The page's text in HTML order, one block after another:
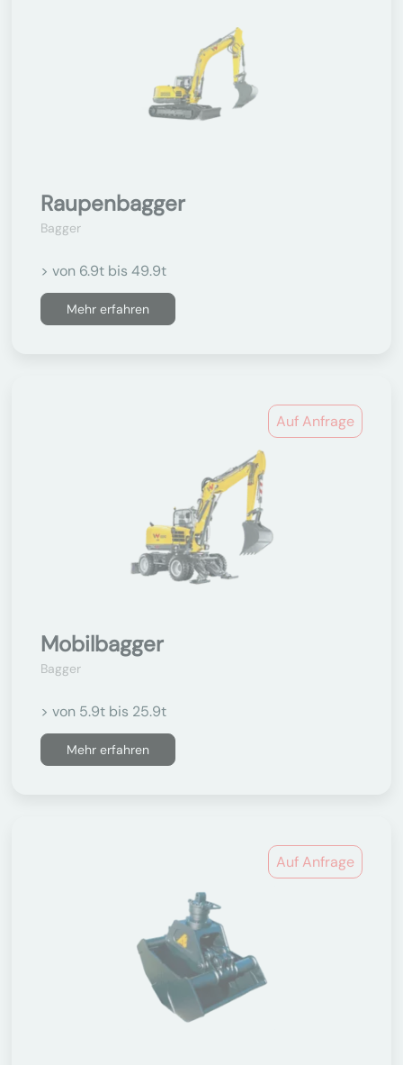
Raupenbagger
Bagger
> von 6.9t bis 49.9t
Mehr erfahren
Auf Anfrage
Mobilbagger
Bagger
> von 5.9t bis 25.9t
Mehr erfahren
Auf Anfrage